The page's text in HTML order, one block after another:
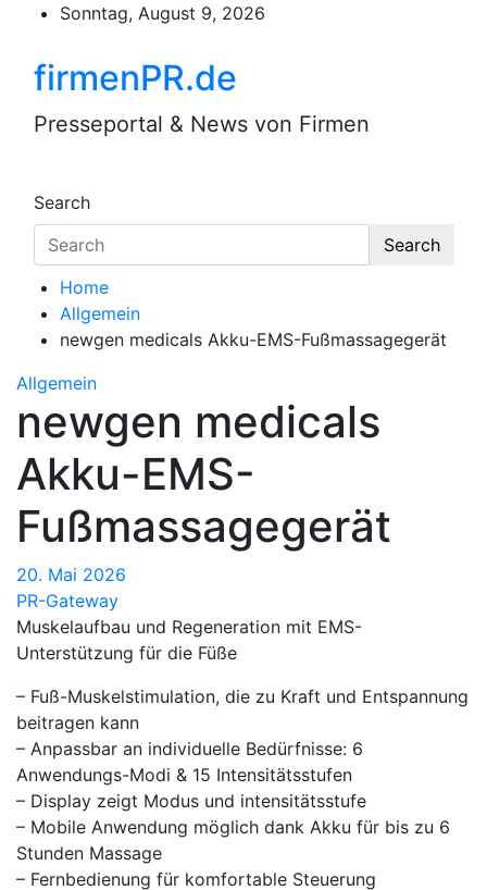
content
Sonntag, August 9, 2026
firmenPR.de
Presseportal & News von Firmen
Search
Search
Home
Allgemein
newgen medicals Akku-EMS-Fußmassagegerät
Allgemein
newgen medicals
Akku-EMS-
Fußmassagegerät
20. Mai 2026
PR-Gateway
Muskelaufbau und Regeneration mit EMS-
Unterstützung für die Füße
– Fuß-Muskelstimulation, die zu Kraft und Entspannung
beitragen kann
– Anpassbar an individuelle Bedürfnisse: 6
Anwendungs-Modi & 15 Intensitätsstufen
– Display zeigt Modus und intensitätsstufe
– Mobile Anwendung möglich dank Akku für bis zu 6
Stunden Massage
– Fernbedienung für komfortable Steuerung